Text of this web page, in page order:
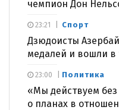
чемпион Дон
Спорт
Дзюдоисты
медалей и вошли в
23:21
Политика
«Мы действуем
о планах в
23:00